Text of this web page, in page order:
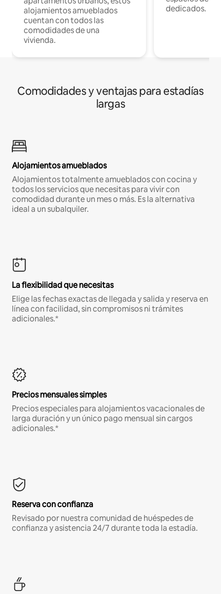
alojamientos amueblados
cuentan con todos las
comodidades de una
vivienda.
dedicados.
Comodidades y ventajas para estadías
largas
Alojamientos amueblados
Alojamientos totalmente amueblados con cocina y
todos los servicios que necesitas para vivir con
comodidad durante un mes o más. Es la alternativa
ideal a un subalquiler.
La flexibilidad que necesitas
Elige las fechas exactas de llegada y salida y reserva en
línea con facilidad, sin compromisos ni trámites
adicionales.*
Precios mensuales simples
Precios especiales para alojamientos vacacionales de
larga duración y un único pago mensual sin cargos
adicionales.*
Reserva con confianza
Revisado por nuestra comunidad de huéspedes de
confianza y asistencia 24/7 durante toda la estadía.